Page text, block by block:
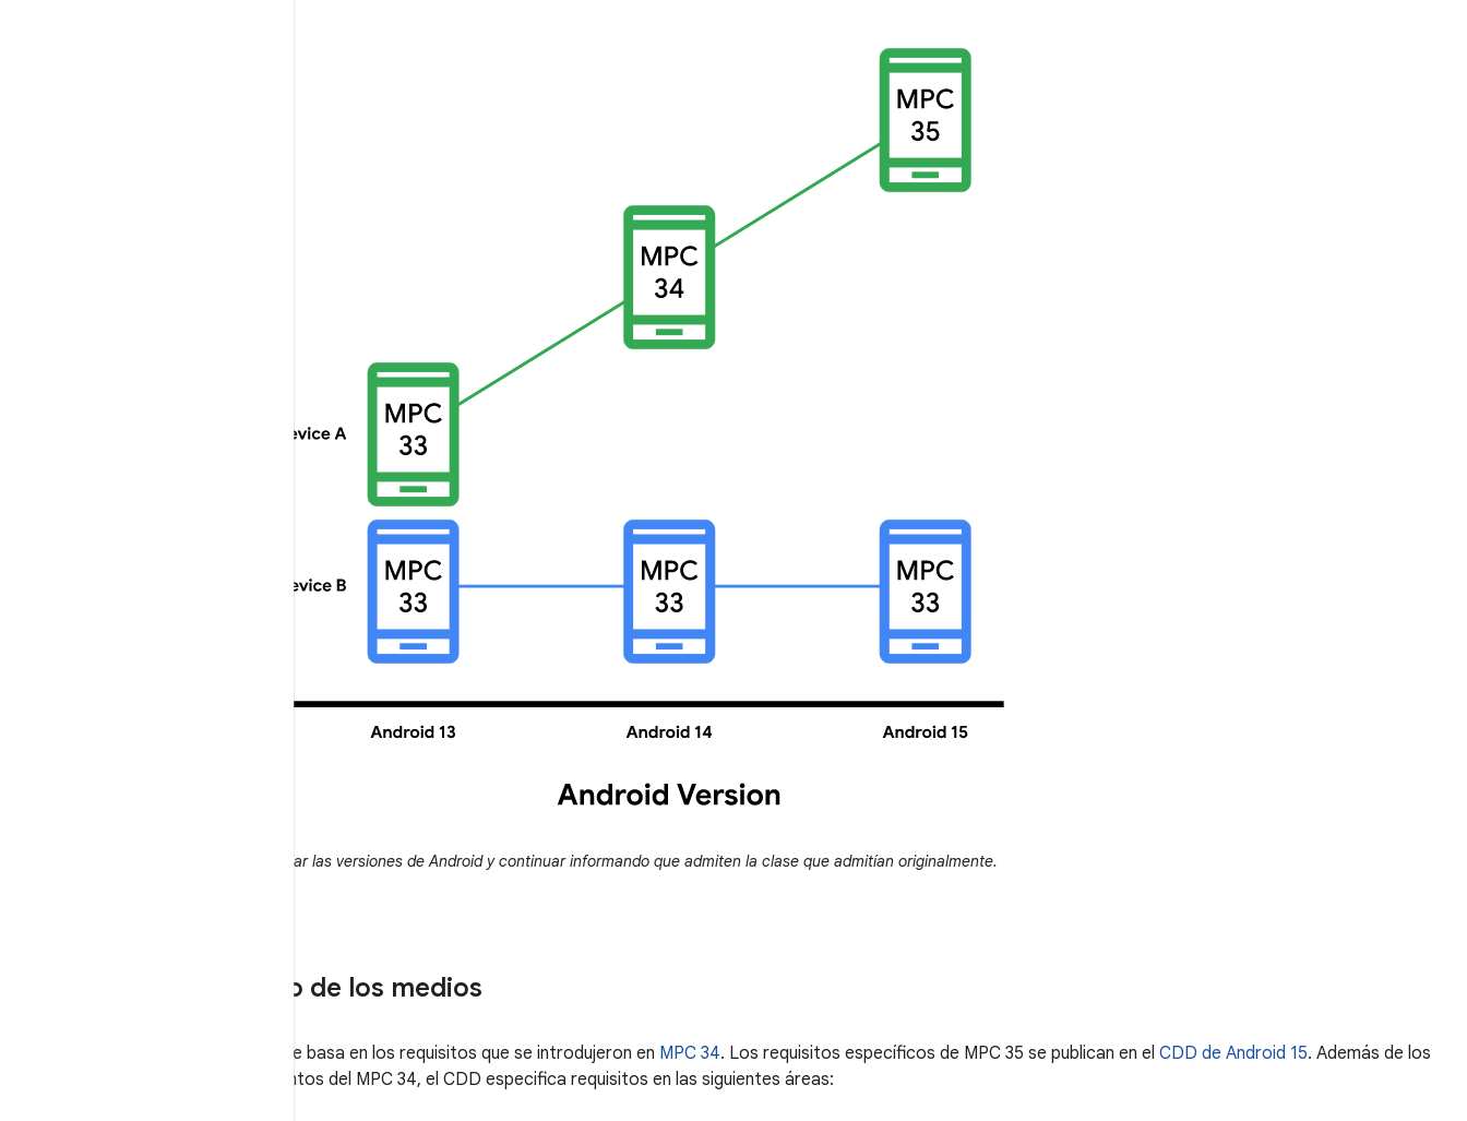
Los dispositivos pueden actualizar las versiones de Android y continuar informando que admiten la clase que admitían originalmente.
Clase 35 de rendimiento de los medios
MPC 35 se introdujo en Android 15 y se basa en los requisitos que se introdujeron en MPC 34. Los requisitos específicos de MPC 35 se publican en el CDD de Android 15. Además de los
requisitos adicionales para los elementos del MPC 34, el CDD especifica requisitos en las siguientes áreas: